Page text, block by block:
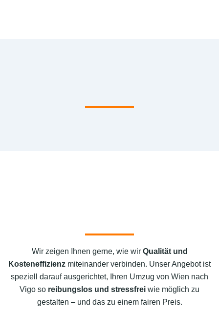
Wir zeigen Ihnen gerne, wie wir Qualität und
Kosteneffizienz miteinander verbinden. Unser Angebot ist
speziell darauf ausgerichtet, Ihren Umzug von Wien nach
Vigo so reibungslos und stressfrei wie möglich zu
gestalten – und das zu einem fairen Preis.